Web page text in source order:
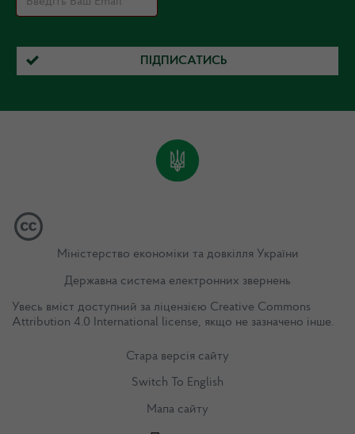
ПІДПИСАТИСЬ
Міністерство економіки та довкілля України
Державна система електронних звернень
Увесь вміст доступний за ліцензією Creative Commons
Attribution 4.0 International license, якщо не зазначено інше.
Стара версія сайту
Switch To English
Мапа сайту